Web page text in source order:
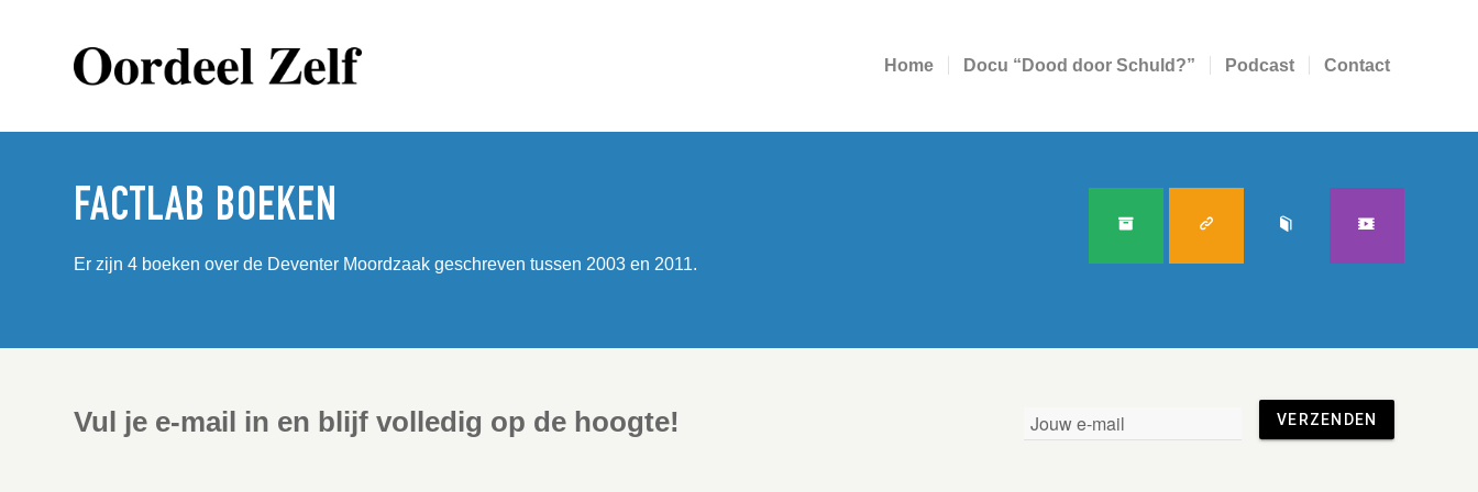
Home Docu “Dood door Schuld?” Podcast Contact
FACTLAB BOEKEN
Er zijn 4 boeken over de Deventer Moordzaak geschreven tussen 2003 en 2011.
Vul je e-mail in en blijf volledig op de hoogte! VERZENDEN